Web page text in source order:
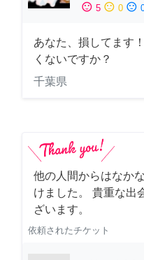
sentiment_satisfied 5 sentiment_neutral 0 sentiment_dissatisfied
あなた、損してます
くないですか？
千葉県
他の人間からはなか
けました。 貴重な出
ざいます。
依頼されたチケット